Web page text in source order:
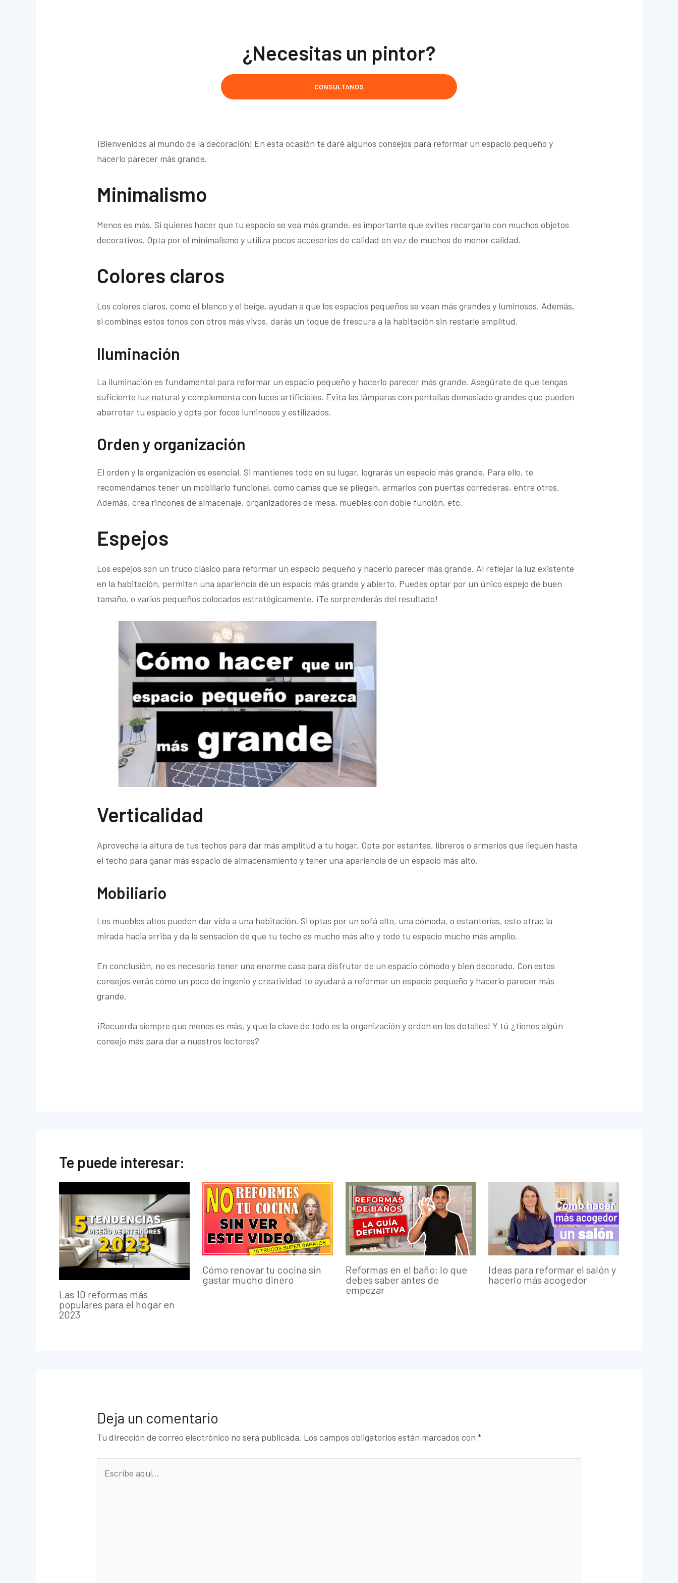
¿Necesitas un pintor?
CONSULTANOS
¡Bienvenidos al mundo de la decoración! En esta ocasión te daré algunos consejos para reformar un espacio pequeño y
hacerlo parecer más grande.
Minimalismo
Menos es más. Si quieres hacer que tu espacio se vea más grande, es importante que evites recargarlo con muchos objetos
decorativos. Opta por el minimalismo y utiliza pocos accesorios de calidad en vez de muchos de menor calidad.
Colores claros
Los colores claros, como el blanco y el beige, ayudan a que los espacios pequeños se vean más grandes y luminosos. Además,
si combinas estos tonos con otros más vivos, darás un toque de frescura a la habitación sin restarle amplitud.
Iluminación
La iluminación es fundamental para reformar un espacio pequeño y hacerlo parecer más grande. Asegúrate de que tengas
suficiente luz natural y complementa con luces artificiales. Evita las lámparas con pantallas demasiado grandes que pueden
abarrotar tu espacio y opta por focos luminosos y estilizados.
Orden y organización
El orden y la organización es esencial. Si mantienes todo en su lugar, lograrás un espacio más grande. Para ello, te
recomendamos tener un mobiliario funcional, como camas que se pliegan, armarios con puertas correderas, entre otros.
Además, crea rincones de almacenaje, organizadores de mesa, muebles con doble función, etc.
Espejos
Los espejos son un truco clásico para reformar un espacio pequeño y hacerlo parecer más grande. Al reflejar la luz existente
en la habitación, permiten una apariencia de un espacio más grande y abierto. Puedes optar por un único espejo de buen
tamaño, o varios pequeños colocados estratégicamente. ¡Te sorprenderás del resultado!
Verticalidad
Aprovecha la altura de tus techos para dar más amplitud a tu hogar. Opta por estantes, libreros o armarios que lleguen hasta
el techo para ganar más espacio de almacenamiento y tener una apariencia de un espacio más alto.
Mobiliario
Los muebles altos pueden dar vida a una habitación. Si optas por un sofá alto, una cómoda, o estanterías, esto atrae la
mirada hacia arriba y da la sensación de que tu techo es mucho más alto y todo tu espacio mucho más amplio.
En conclusión, no es necesario tener una enorme casa para disfrutar de un espacio cómodo y bien decorado. Con estos
consejos verás cómo un poco de ingenio y creatividad te ayudará a reformar un espacio pequeño y hacerlo parecer más
grande.
¡Recuerda siempre que menos es más, y que la clave de todo es la organización y orden en los detalles! Y tú ¿tienes algún
consejo más para dar a nuestros lectores?
Te puede interesar:
Las 10 reformas más
populares para el hogar en
2023
Cómo renovar tu cocina sin
gastar mucho dinero
Reformas en el baño: lo que
debes saber antes de
empezar
Ideas para reformar el salón y
hacerlo más acogedor
Deja un comentario
Tu dirección de correo electrónico no será publicada. Los campos obligatorios están marcados con*